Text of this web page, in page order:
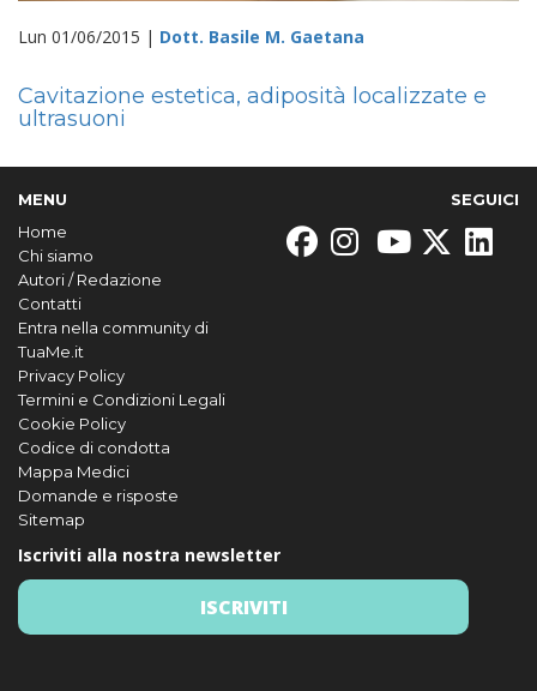
Lun 01/06/2015 | Dott. Basile M. Gaetana
Cavitazione estetica, adiposità localizzate e
ultrasuoni
MENU
Home
Chi siamo
Autori / Redazione
Contatti
Entra nella community di
TuaMe.it
Privacy Policy
Termini e Condizioni Legali
Cookie Policy
Codice di condotta
Mappa Medici
Domande e risposte
Sitemap
SEGUICI
Iscriviti alla nostra newsletter
ISCRIVITI